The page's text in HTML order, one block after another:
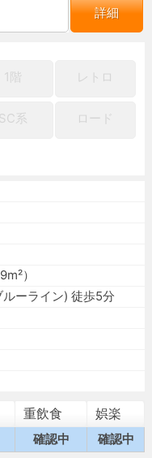
詳細
1階 レトロ
SC系 ロード
）
ーライン) 徒歩5分
重飲食 娯楽
確認中 確認中